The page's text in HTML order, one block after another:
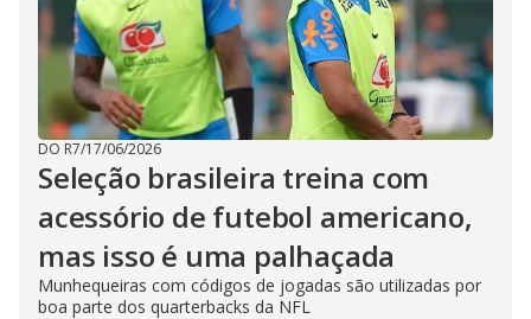
DO R7/17/06/2026
Seleção brasileira treina com
acessório de futebol americano,
mas isso é uma palhaçada
Munhequeiras com códigos de jogadas são utilizadas por
boa parte dos quarterbacks da NFL